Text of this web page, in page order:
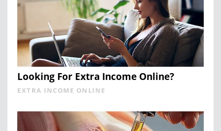
Looking For Extra Income Online?
EXTRA INCOME ONLINE